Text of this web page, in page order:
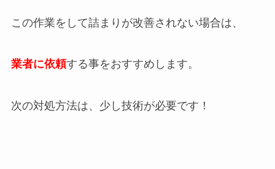
この作業をして詰まりが改善されない場合は、
業者に依頼する事をおすすめします。
次の対処方法は、少し技術が必要です！